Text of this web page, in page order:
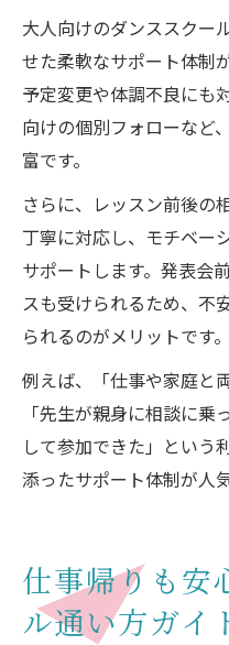
大人向けのダンススクー
せた柔軟なサポート体制
予定変更や体調不良にも
向けの個別フォローなど
富です。
さらに、レッスン前後の
丁寧に対応し、モチベー
サポートします。発表会
スも受けられるため、不
られるのがメリットです。
例えば、「仕事や家庭と
「先生が親身に相談に
して参加できた」という
添ったサポート体制が人
仕事帰りも安
ル通い方ガイ